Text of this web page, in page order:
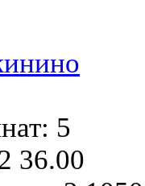
5
36.00